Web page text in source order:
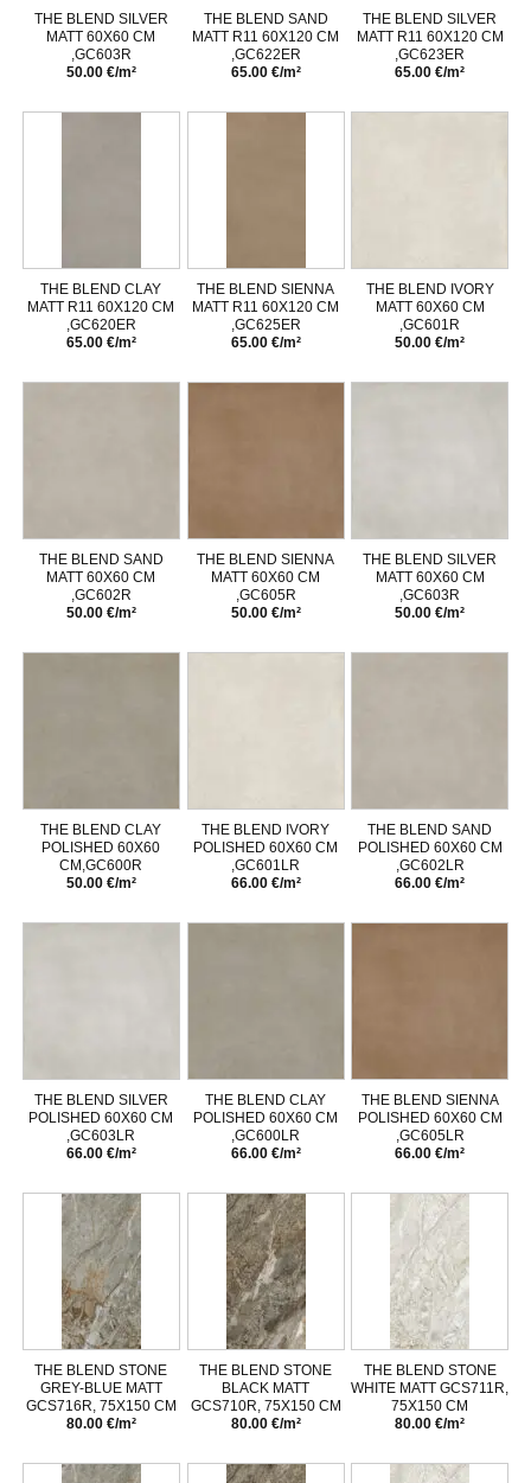
THE BLEND SILVER
MATT 60X60 CM
,GC603R
50.00 €/m²
THE BLEND SAND
MATT R11 60X120 CM
,GC622ER
65.00 €/m²
THE BLEND SILVER
MATT R11 60X120 CM
,GC623ER
65.00 €/m²
THE BLEND CLAY
MATT R11 60X120 CM
,GC620ER
65.00 €/m²
THE BLEND SIENNA
MATT R11 60X120 CM
,GC625ER
65.00 €/m²
THE BLEND IVORY
MATT 60X60 CM
,GC601R
50.00 €/m²
THE BLEND SAND
MATT 60X60 CM
,GC602R
50.00 €/m²
THE BLEND SIENNA
MATT 60X60 CM
,GC605R
50.00 €/m²
THE BLEND SILVER
MATT 60X60 CM
,GC603R
50.00 €/m²
THE BLEND CLAY
POLISHED 60X60
CM,GC600R
50.00 €/m²
THE BLEND IVORY
POLISHED 60X60 CM
,GC601LR
66.00 €/m²
THE BLEND SAND
POLISHED 60X60 CM
,GC602LR
66.00 €/m²
THE BLEND SILVER
POLISHED 60X60 CM
,GC603LR
66.00 €/m²
THE BLEND CLAY
POLISHED 60X60 CM
,GC600LR
66.00 €/m²
THE BLEND SIENNA
POLISHED 60X60 CM
,GC605LR
66.00 €/m²
THE BLEND STONE
GREY-BLUE MATT
GCS716R, 75X150 CM
80.00 €/m²
THE BLEND STONE
BLACK MATT
GCS710R, 75X150 CM
80.00 €/m²
THE BLEND STONE
WHITE MATT GCS711R,
75X150 CM
80.00 €/m²